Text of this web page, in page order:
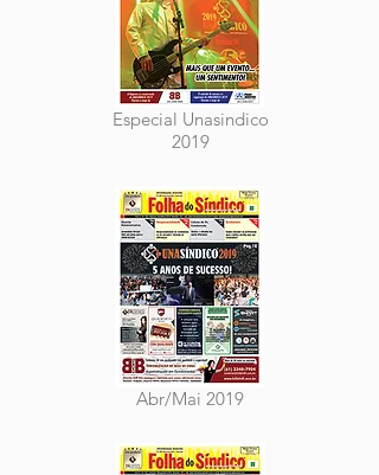
Especial Unasindico
2019
Abr/Mai 2019